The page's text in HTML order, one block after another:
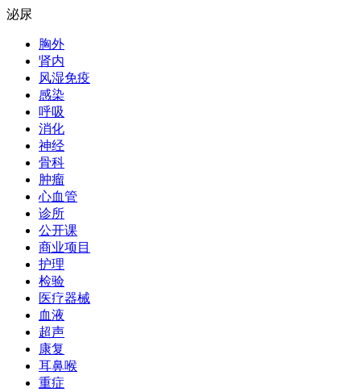
泌尿
胸外
肾内
风湿免疫
感染
呼吸
消化
神经
骨科
肿瘤
心血管
诊所
公开课
商业项目
护理
检验
医疗器械
血液
超声
康复
耳鼻喉
重症